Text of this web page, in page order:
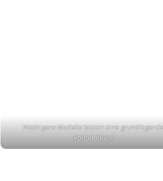
Niedrigere Modelle bieten eine
Atemanalyse